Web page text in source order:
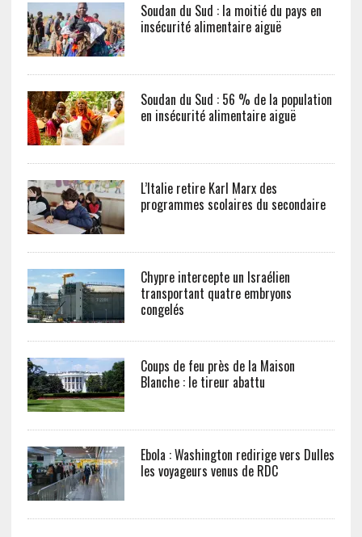
Soudan du Sud : la moitié du pays en
insécurité alimentaire aiguë
Soudan du Sud : 56 % de la population
en insécurité alimentaire aiguë
L’Italie retire Karl Marx des
programmes scolaires du secondaire
Chypre intercepte un Israélien
transportant quatre embryons
congelés
Coups de feu près de la Maison
Blanche : le tireur abattu
Ebola : Washington redirige vers Dulles
les voyageurs venus de RDC